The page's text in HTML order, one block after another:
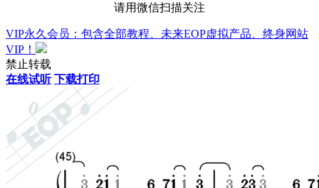
请用微信扫描关注
VIP永久会员：包含全部教程、未来EOP虚拟产品、终身网站
VIP！
禁止转载
在线试听 下载打印